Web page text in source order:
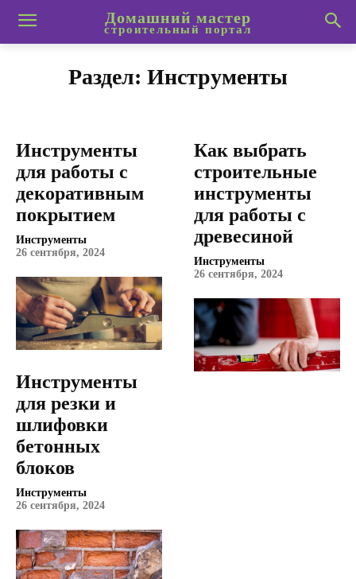
Домашний мастер
строительный портал
Раздел: Инструменты
Инструменты
для работы с
декоративным
покрытием
Инструменты
26 сентября, 2024
Как выбрать
строительные
инструменты
для работы с
древесиной
Инструменты
26 сентября, 2024
Инструменты
для резки и
шлифовки
бетонных
блоков
Инструменты
26 сентября, 2024